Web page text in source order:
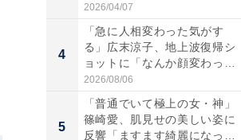
2026/04/07
4
「急に人相変わった気がす
る」広末涼子、地上波復帰シ
ョットに「なんか顔変わっ
た」の...
2026/08/06
5
「普通でいて極上の女・神」
篠崎愛、肌見せの美しい姿に
反響「ますます綺麗になって